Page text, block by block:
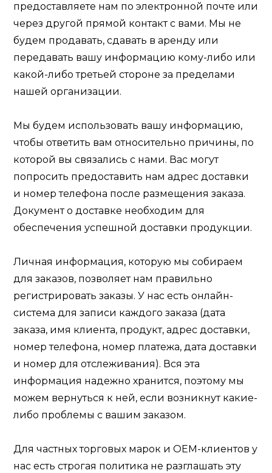
предоставляете нам по электронной почте или
через другой прямой контакт с вами. Мы не
будем продавать, сдавать в аренду или
передавать вашу информацию кому-либо или
какой-либо третьей стороне за пределами
нашей организации.
Мы будем использовать вашу информацию,
чтобы ответить вам относительно причины, по
которой вы связались с нами. Вас могут
попросить предоставить нам адрес доставки
и номер телефона после размещения заказа.
Документ о доставке необходим для
обеспечения успешной доставки продукции.
Личная информация, которую мы собираем
для заказов, позволяет нам правильно
регистрировать заказы. У нас есть онлайн-
система для записи каждого заказа (дата
заказа, имя клиента, продукт, адрес доставки,
номер телефона, номер платежа, дата доставки
и номер для отслеживания). Вся эта
информация надежно хранится, поэтому мы
можем вернуться к ней, если возникнут какие-
либо проблемы с вашим заказом.
Для частных торговых марок и OEM-клиентов у
нас есть строгая политика не разглашать эту